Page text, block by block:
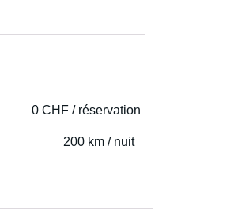
0 CHF / réservation
200 km / nuit